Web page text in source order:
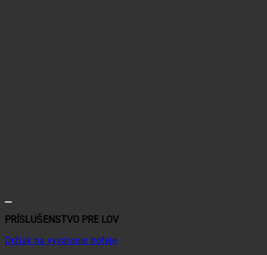
PRÍSLUŠENSTVO PRE LOV
Držiak na vyváranie trofeje